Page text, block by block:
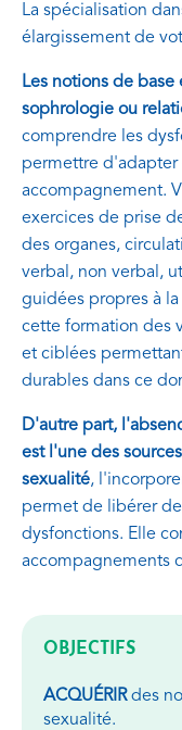
La spécialisation
élargissement de
Les notions de
sophrologie ou
comprendre les
permettre d'adapter
accompagnement.
exercices de prise
des organes,
verbal, non verbal,
guidées propres à
cette formation des
et ciblées
durables dans ce
D'autre part,
est l'une des
sexualité,
permet de libérer
dysfonctions. Elle
accompagnements
OBJECTIFS
ACQUÉRIRdes
sexualité.